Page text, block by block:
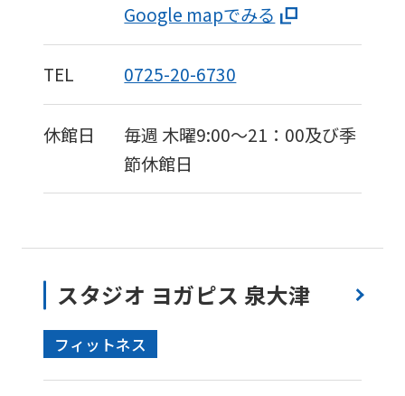
Google mapでみる
TEL 0725-20-6730
休館日
毎週 木曜9:00〜21：00及び季
節休館日
スタジオ ヨガピス 泉大津
フィットネス